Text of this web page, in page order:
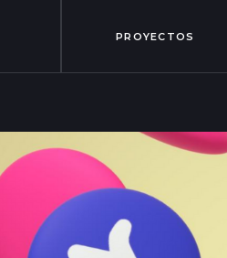
PROYECTOS